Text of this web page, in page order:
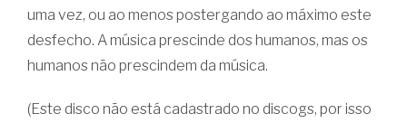
uma vez, ou ao menos postergando ao máximo este
desfecho. A música prescinde dos humanos, mas os
humanos não prescindem da música.
(Este disco não está cadastrado no discogs, por isso